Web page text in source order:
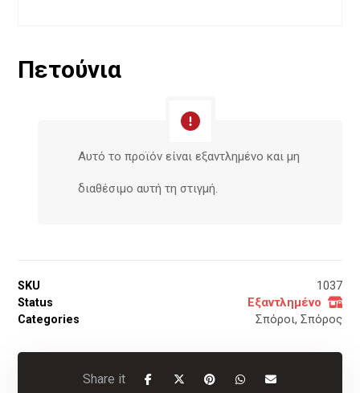
Πετούνια
Αυτό το προϊόν είναι εξαντλημένο και μη
διαθέσιμο αυτή τη στιγμή.
SKU
1037
Status
Εξαντλημένο
Categories
Σπόροι, Σπόρος